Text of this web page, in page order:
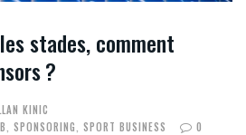
stades, comment
?
KINIC
SPONSORING SPORT BUSINESS 0